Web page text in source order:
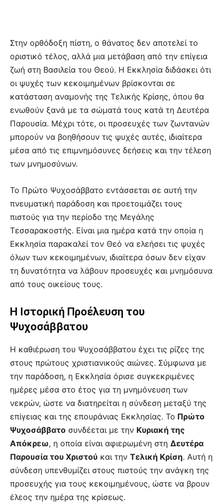
Στην ορθόδοξη πίστη, ο θάνατος δεν αποτελεί το
οριστικό τέλος, αλλά μια μετάβαση από την επίγεια
ζωή στη Βασιλεία του Θεού. Η Εκκλησία διδάσκει ότι
οι ψυχές των κεκοιμημένων βρίσκονται σε
κατάσταση αναμονής της Τελικής Κρίσης, όπου θα
ενωθούν ξανά με τα σώματά τους κατά τη Δευτέρα
Παρουσία. Μέχρι τότε, οι προσευχές των ζωντανών
μπορούν να βοηθήσουν τις ψυχές αυτές, ιδιαίτερα
μέσα από τις επιμνημόσυνες δεήσεις και την τέλεση
των μνημοσύνων.
Το Πρώτο Ψυχοσάββατο εντάσσεται σε αυτή την
πνευματική παράδοση και προετοιμάζει τους
πιστούς για την περίοδο της Μεγάλης
Τεσσαρακοστής. Είναι μια ημέρα κατά την οποία η
Εκκλησία παρακαλεί τον Θεό να ελεήσει τις ψυχές
όλων των κεκοιμημένων, ιδιαίτερα όσων δεν είχαν
τη δυνατότητα να λάβουν προσευχές και μνημόσυνα
από τους οικείους τους.
Η Ιστορική Προέλευση του
Ψυχοσάββατου
Η καθιέρωση του Ψυχοσάββατου έχει τις ρίζες της
στους πρώτους χριστιανικούς αιώνες. Σύμφωνα με
την παράδοση, η Εκκλησία όρισε συγκεκριμένες
ημέρες μέσα στο έτος για τη μνημόνευση των
νεκρών, ώστε να διατηρείται η σύνδεση μεταξύ της
επίγειας και της επουράνιας Εκκλησίας. Το Πρώτο
Ψυχοσάββατο συνδέεται με την Κυριακή της
Απόκρεω, η οποία είναι αφιερωμένη στη Δευτέρα
Παρουσία του Χριστού και την Τελική Κρίση. Αυτή η
σύνδεση υπενθυμίζει στους πιστούς την ανάγκη της
προσευχής για τους κεκοιμημένους, ώστε να βρουν
έλεος την ημέρα της κρίσεως.